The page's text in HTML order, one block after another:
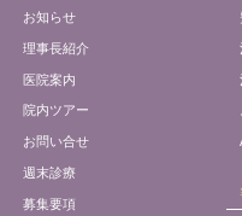
お知らせ
理事長紹介
医院案内
院内ツアー
お問い合せ
週末診療
募集要項